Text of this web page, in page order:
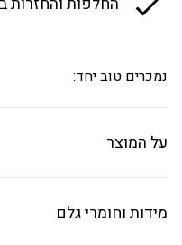
נמכרים טוב יחד:
על המוצר
שקיות אשפה איכותיות
מידות וחומרי גלם